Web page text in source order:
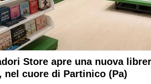
Store apre una nuova
nel cuore di Partinico (Pa)